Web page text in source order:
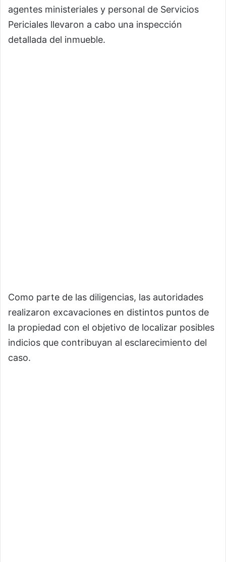
agentes ministeriales y personal de Servicios
Periciales llevaron a cabo una inspección
detallada del inmueble.
Como parte de las diligencias, las autoridades
realizaron excavaciones en distintos puntos de
la propiedad con el objetivo de localizar posibles
indicios que contribuyan al esclarecimiento del
caso.